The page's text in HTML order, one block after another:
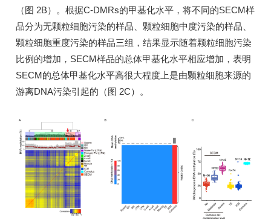
（图 2B）。根据C-DMRs的甲基化水平，将不同的SECM样
品分为无颗粒细胞污染的样品、颗粒细胞中度污染的样品、
颗粒细胞重度污染的样品三组，结果显示随着颗粒细胞污染
比例的增加，SECM样品的总体甲基化水平相应增加，表明
SECM的总体甲基化水平高很大程度上是由颗粒细胞来源的
游离DNA污染引起的（图 2C）。